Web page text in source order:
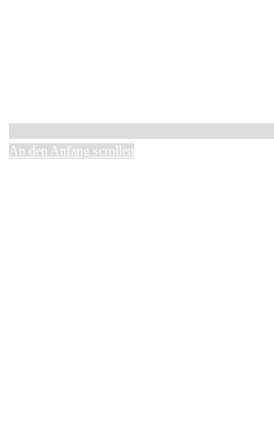
An den Anfang scrollen